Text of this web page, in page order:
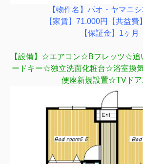
【物件名】パオ・ヤマニ
【家賃】71.000円【共益費
【保証金】1ヶ月
【設備】☆エアコン☆Bフレッツ☆
ードキー☆独立洗面化粧台☆浴室換
便座新規設置☆TVドア